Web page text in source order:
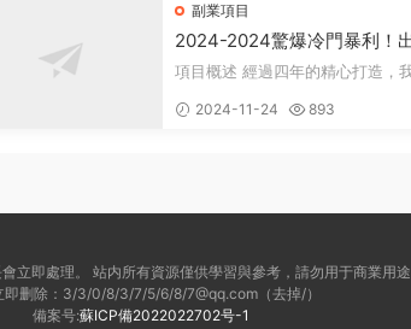
副業項目
2024-2024驚爆冷門暴利！
高峰來襲，裏程積分，高爆發
萬不是夢！
項目概述 經過四年的精心打造，我們
——利用裏...
2024-11-24 893
即處理。 站内所有資源僅供學習與參考，請勿用于商業用
即删除：3/3/0/8/3/7/5/6/8/7@qq.com（去掉/）
備案号:蘇ICP備2022022702号-1